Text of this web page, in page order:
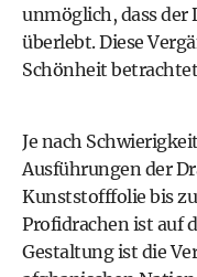
unmöglich, dass der
überlebt. Diese
Schönheit
Je nach
Ausführungen der
Kunststofffolie bis
Profidrachen ist auf
Gestaltung ist die